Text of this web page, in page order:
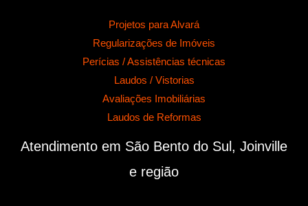
Projetos para Alvará
Regularizações de Imóveis
Perícias / Assistências técnicas
Laudos / Vistorias
Avaliações Imobiliárias
Laudos de Reformas
Atendimento em São Bento do Sul, Joinville
e região